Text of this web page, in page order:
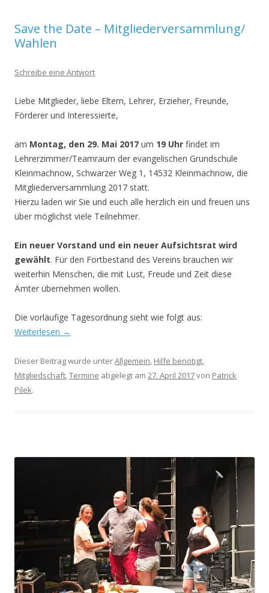
Save the Date – Mitgliederversammlung/
Wahlen
Schreibe eine Antwort
Liebe Mitglieder, liebe Eltern, Lehrer, Erzieher, Freunde,
Förderer und Interessierte,
am Montag, den 29. Mai 2017 um 19 Uhr findet im
Lehrerzimmer/Teamraum der evangelischen Grundschule
Kleinmachnow, Schwarzer Weg 1, 14532 Kleinmachnow, die
Mitgliederversammlung 2017 statt.
Hierzu laden wir Sie und euch alle herzlich ein und freuen uns
über möglichst viele Teilnehmer.
Ein neuer Vorstand und ein neuer Aufsichtsrat wird
gewählt. Für den Fortbestand des Vereins brauchen wir
weiterhin Menschen, die mit Lust, Freude und Zeit diese
Ämter übernehmen wollen.
Die vorläufige Tagesordnung sieht wie folgt aus:
Weiterlesen →
Dieser Beitrag wurde unterAllgemein, Hilfe benötigt,
Mitgliedschaft,Termine abgelegt am 27. April 2017von Patrick
Pilek.